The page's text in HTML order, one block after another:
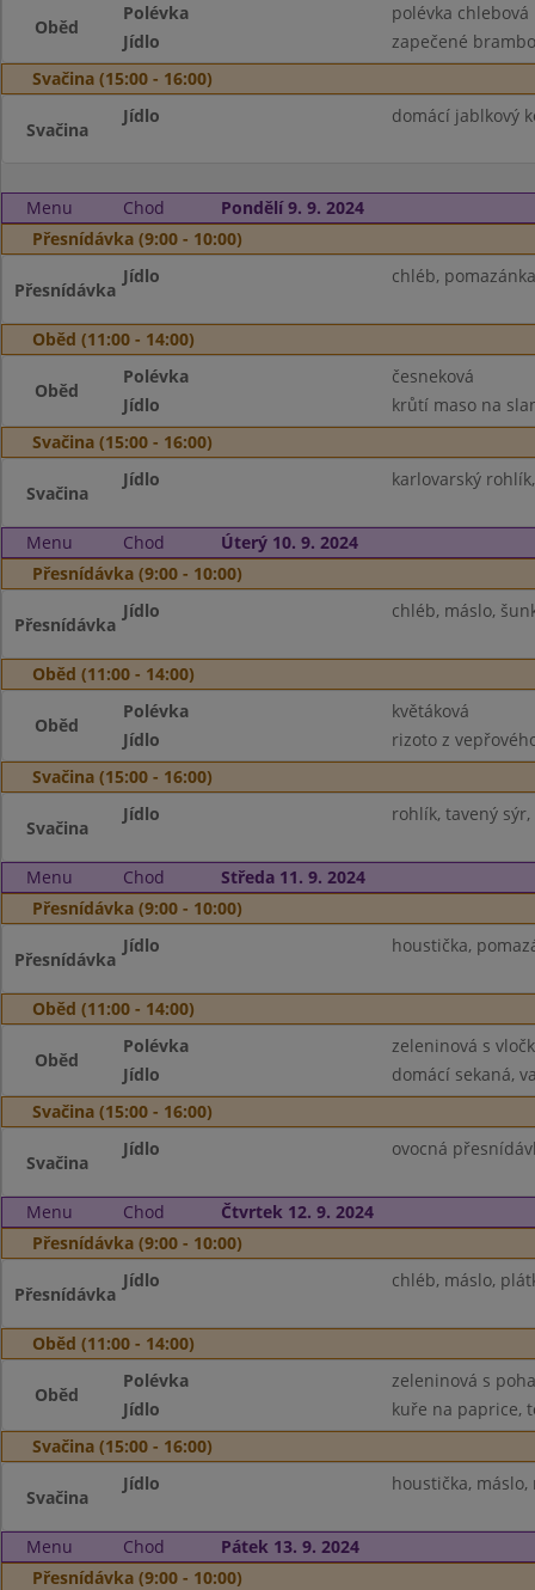
Oběd
Polévka
polévka chlebová
Jídlo
zapečené
Svačina (15:00 - 16:00)
Svačina
Jídlo domácí jablkový
Menu Chod
Pondělí 9. 9. 2024
Přesnídávka (9:00 - 10:00)
Přesnídávka
Jídlo chléb,
Oběd (11:00 - 14:00)
Oběd
Polévka
česneková
Jídlo
krůtí maso na
Svačina (15:00 - 16:00)
Svačina
Jídlo karlovarský
Menu Chod
Úterý 10. 9. 2024
Přesnídávka (9:00 - 10:00)
Přesnídávka
Jídlo chléb, máslo,
Oběd (11:00 - 14:00)
Oběd
Polévka
květáková
Jídlo
rizoto z
Svačina (15:00 - 16:00)
Svačina
Jídlo rohlík, tavený
Menu Chod
Středa 11. 9. 2024
Přesnídávka (9:00 - 10:00)
Přesnídávka
Jídlo houstička,
Oběd (11:00 - 14:00)
Oběd
Polévka
zeleninová s
Jídlo
domácí sekaná,
Svačina (15:00 - 16:00)
Svačina
Jídlo ovocná
Menu Chod
Čtvrtek 12. 9. 2024
Přesnídávka (9:00 - 10:00)
Přesnídávka
Jídlo chléb, máslo,
Oběd (11:00 - 14:00)
Oběd
Polévka
zeleninová s
Jídlo
kuře na paprice,
Svačina (15:00 - 16:00)
Svačina
Jídlo houstička, máslo,
Menu Chod
Pátek 13. 9. 2024
Přesnídávka (9:00 - 10:00)